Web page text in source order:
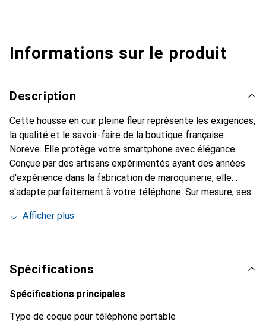
Informations sur le produit
Description
Cette housse en cuir pleine fleur représente les exigences,
la qualité et le savoir-faire de la boutique française
Noreve. Elle protège votre smartphone avec élégance.
Conçue par des artisans expérimentés ayant des années
d'expérience dans la fabrication de maroquinerie, elle
s'adapte parfaitement à votre téléphone. Sur mesure, ses
peau. Elle devient l'accessoire élégant et indispensable
internationalement pour ses produits de haute qualité et
constitue un choix fiable pour une clientèle exigeante.
Afficher plus
Spécifications
Spécifications principales
Type de coque pour téléphone portable